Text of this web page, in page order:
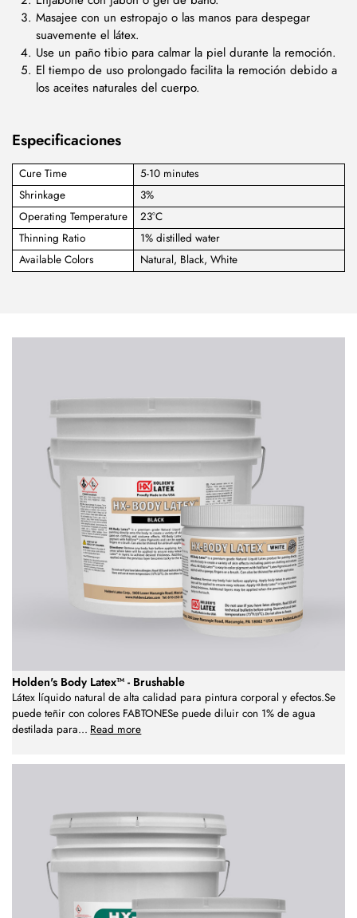
Masajee con un estropajo o las manos para despegar
suavemente el látex.
Use un paño tibio para calmar la piel durante la remoción.
El tiempo de uso prolongado facilita la remoción debido a
los aceites naturales del cuerpo.
Especificaciones
Cure Time
5-10 minutes
Shrinkage
3%
Operating Temperature
23°C
Thinning Ratio
1% distilled water
Available Colors
Natural, Black, White
Holden's Body Latex™ - Brushable
Látex líquido natural de alta calidad para pintura corporal y efectos.Se
puede teñir con colores FABTONESe puede diluir con 1% de agua
destilada para... Read more